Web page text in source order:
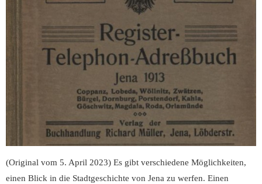
(Original vom 5. April 2023) Es gibt verschiedene Möglichkeiten,
einen Blick in die Stadtgeschichte von Jena zu werfen. Einen